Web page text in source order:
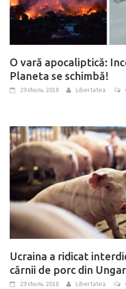
O vară apocaliptică:
Planeta se schimbă!
29 Июль 2018 Libertatea
Ucraina a ridicat
cărnii de porc din
29 Июль 2018 Libertatea